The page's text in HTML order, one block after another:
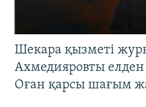
Шекара қызметі
Ахмедияровты
Оған қарсы шағым